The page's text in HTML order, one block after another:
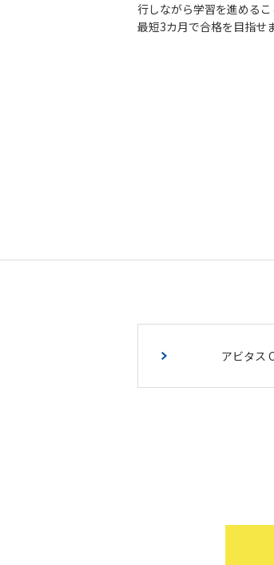
行しながら学習を進めるこ
最短3カ月で合格を目指せ
アビタス